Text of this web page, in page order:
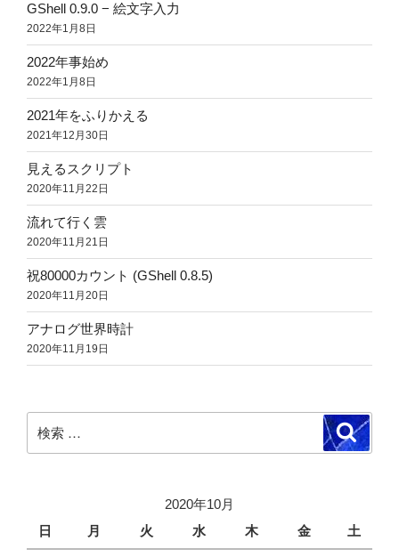
GShell 0.9.0 − 絵文字入力
2022年1月8日
2022年事始め
2022年1月8日
2021年をふりかえる
2021年12月30日
見えるスクリプト
2020年11月22日
流れて行く雲
2020年11月21日
祝80000カウント (GShell 0.8.5)
2020年11月20日
アナログ世界時計
2020年11月19日
索:
検
索
2020年10月
日
月 火 水 木 金 土